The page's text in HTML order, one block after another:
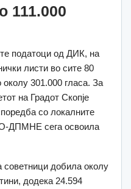
111.000
податоци од ДИК, на
листи во сите 80
301.000 гласа. За
на Градот Скопје
со локалните
ДПМНЕ сега освоила
добила околу
додека 24.594